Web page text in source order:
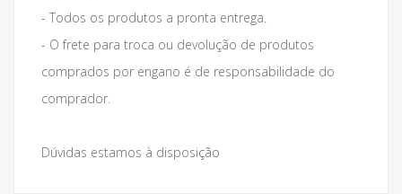
- Todos os produtos a pronta entrega.
- O frete para troca ou devolução de produtos
comprados por engano é de responsabilidade do
comprador.
Dúvidas estamos à disposição